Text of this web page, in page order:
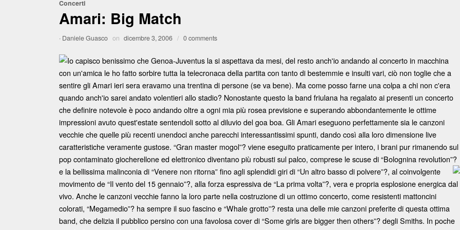
Concerti
Amari: Big Match
· Daniele Guasco on dicembre 3, 2006 / 0 comments
Io capisco benissimo che Genoa-Juventus la si aspettava da mesi, del resto anch'io andando al concerto in macchina
con un'amica le ho fatto sorbire tutta la telecronaca della partita con tanto di bestemmie e insulti vari, ciò non toglie che a
sentire gli Amari ieri sera eravamo una trentina di persone (se va bene). Ma come posso farne una colpa a chi non c'era
quando anch'io sarei andato volentieri allo stadio? Nonostante questo la band friulana ha regalato ai presenti un concerto
che definire notevole è poco andando oltre a ogni mia più rosea previsione e superando abbondantemente le ottime
impressioni avuto quest'estate sentendoli sotto al diluvio del goa boa. Gli Amari eseguono perfettamente sia le canzoni
vecchie che quelle più recenti unendoci anche parecchi interessantissimi spunti, dando così alla loro dimensione live
caratteristiche veramente gustose. “Gran master mogol”? viene eseguito praticamente per intero, i brani pur rimanendo sul
pop contaminato giocherellone ed elettronico diventano più robusti sul palco, comprese le scuse di “Bolognina revolution”?
e la bellissima malinconia di “Venere non ritorna” fino agli splendidi giri di“Un altro basso di polvere”?, al coinvolgente
movimento de “Il vento del 15 gennaio”?, alla forza espressiva de “La prima volta”?, vera e propria esplosione energica dal
vivo. Anche le canzoni vecchie fanno la loro parte nella costruzione di un ottimo concerto, come resistenti mattoncini
colorati, “Megamedio”? ha sempre il suo fascino e “Whale grotto”? resta una delle mie canzoni preferite di questa ottima
band, che delizia il pubblico persino con una favolosa cover di “Some girls are bigger then others”? degli Smiths. In poche